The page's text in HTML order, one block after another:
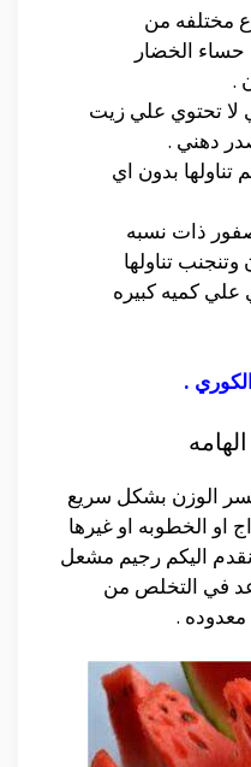
مختلفه من
حساء الخضار
.
لا تحتوي علي زيت
دهني .
بدون اي
ذات نسبه
تناولها
كميه كبيره
.
الوزن بشكل سريع
او الخطوبه او غيرها
اليكم رجيم مشعل
في التخلص من
.